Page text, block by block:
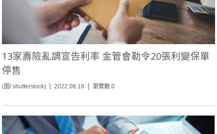
13家壽險亂調宣告利率 金管會勒令20張利變保單
停售
(圖/ shutterstock) 2022.08.18 瀏覽數:0